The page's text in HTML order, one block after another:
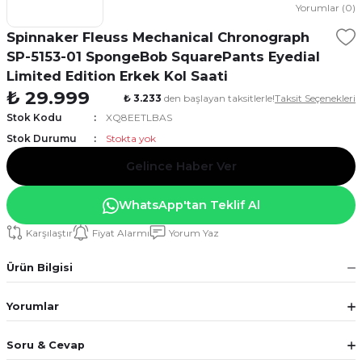
Yorumlar (0)
Spinnaker Fleuss Mechanical Chronograph
SP-5153-01 SpongeBob SquarePants Eyedial
Limited Edition Erkek Kol Saati
₺ 29.999 ₺ 3.233 den başlayan taksitlerle!Taksit Seçenekleri
Stok Kodu
XQ8EETLBAS
Stok Durumu
Stokta yok
Gelince Haber Ver
WhatsApp'tan Teklif Al
Karşılaştır Fiyat Alarmı Yorum Yaz
Ürün Bilgisi
Yorumlar
Soru & Cevap